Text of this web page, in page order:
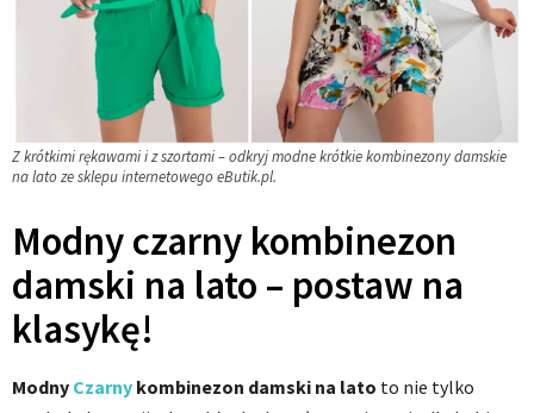
Z krótkimi rękawami i z szortami – odkryj modne krótkie kombinezony damskie
na lato ze sklepu internetowego eButik.pl.
Modny czarny kombinezon
damski na lato – postaw na
klasykę!
Modny Czarny kombinezon damski na lato to nie tylko